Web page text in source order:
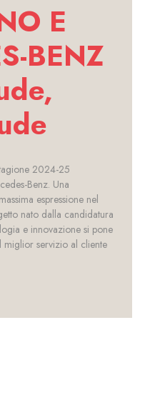
E
BENZ
2024-25
Benz. Una
espressione nel
nato dalla candidatura
e innovazione si pone
servizio al cliente